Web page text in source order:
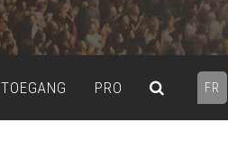
FR
TOEGANG PRO